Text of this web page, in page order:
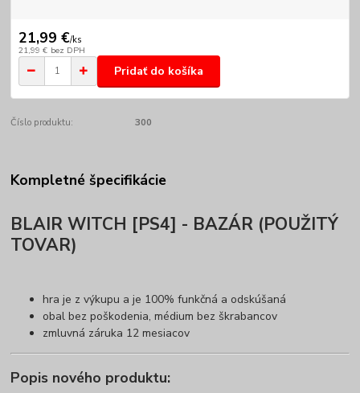
21,99 €/ks
21,99 € bez DPH
Pridať do košíka
Číslo produktu: 300
Kompletné špecifikácie
BLAIR WITCH [PS4] - BAZÁR (POUŽITÝ
TOVAR)
hra je z výkupu a je 100% funkčná a odskúšaná
obal bez poškodenia, médium bez škrabancov
zmluvná záruka 12 mesiacov
Popis nového produktu: